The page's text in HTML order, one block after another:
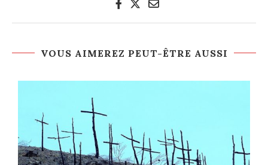
VOUS AIMEREZ PEUT-ÊTRE AUSSI